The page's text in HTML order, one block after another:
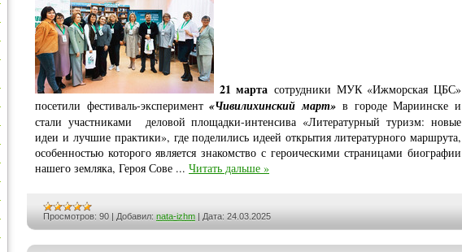
21 марта сотрудники МУК «Ижморская ЦБС»
посетили фестиваль-эксперимент«Чивилихинский март» в городе Мариинске и
стали участниками деловой площадки-интенсива «Литературный туризм: новые
идеи и лучшие практики», где поделились идеей открытия литературного маршрута,
особенностью которого является знакомство с героическими страницами биографии
нашего земляка, Героя Сове ... Читать дальше »
Просмотров: 90 Добавил: nata-izhm Дата: 24.03.2025